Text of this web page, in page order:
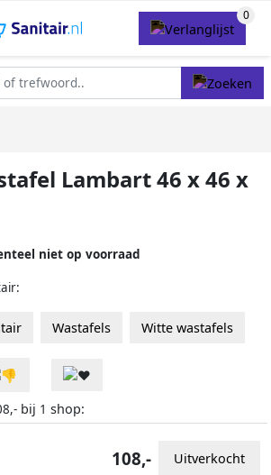
Lambart 46 x 46 x
niet op voorraad
Wastafels Witte wastafels
bij 1 shop:
108,- Uitverkocht